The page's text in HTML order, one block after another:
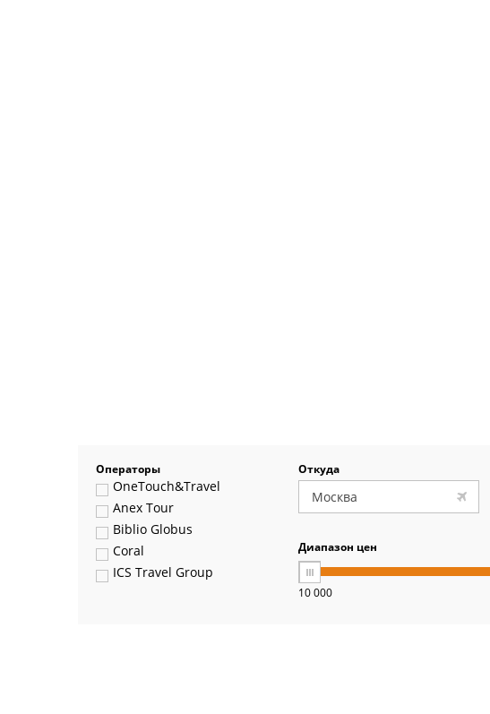
Операторы
OneTouch&Travel
Anex Tour
Biblio Globus
Coral
ICS Travel Group
Откуда
Диапазон цен
10 000